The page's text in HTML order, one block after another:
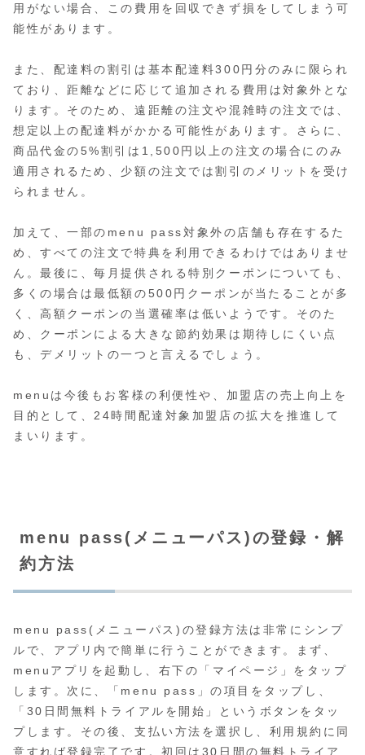
用がない場合、この費用を回収できず損をしてしまう可
能性があります。
また、配達料の割引は基本配達料300円分のみに限られ
ており、距離などに応じて追加される費用は対象外とな
ります。そのため、遠距離の注文や混雑時の注文では、
想定以上の配達料がかかる可能性があります。さらに、
商品代金の5%割引は1,500円以上の注文の場合にのみ
適用されるため、少額の注文では割引のメリットを受け
られません。
加えて、一部のmenu pass対象外の店舗も存在するた
め、すべての注文で特典を利用できるわけではありませ
ん。最後に、毎月提供される特別クーポンについても、
多くの場合は最低額の500円クーポンが当たることが多
く、高額クーポンの当選確率は低いようです。そのた
め、クーポンによる大きな節約効果は期待しにくい点
も、デメリットの一つと言えるでしょう。
menuは今後もお客様の利便性や、加盟店の売上向上を
目的として、24時間配達対象加盟店の拡大を推進して
まいります。
menu pass(メニューパス)の登録・解
約方法
menu pass(メニューパス)の登録方法は非常にシンプ
ルで、アプリ内で簡単に行うことができます。まず、
menuアプリを起動し、右下の「マイページ」をタップ
します。次に、「menu pass」の項目をタップし、
「30日間無料トライアルを開始」というボタンをタッ
プします。その後、支払い方法を選択し、利用規約に同
意すれば登録完了です。初回は30日間の無料トライア